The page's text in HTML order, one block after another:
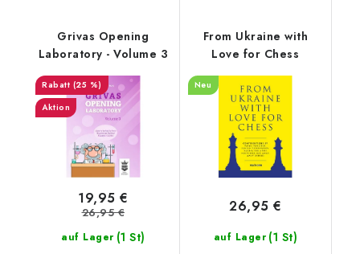
Grivas Opening
Laboratory - Volume 3
(25 %)
Aktion
auf Lager (1 St)
19,95 €
26,95 €
From Ukraine with
Love for Chess
Neu
auf Lager (1 St)
26,95 €